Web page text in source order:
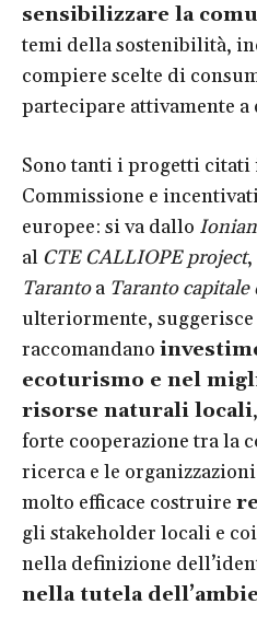
sensibilizzare la
temi della sostenibilità,
compiere scelte di
partecipare attivamente a
Sono tanti i progetti citati
Commissione e
europee: si va dallo
al CTE CALLIOPE project,
Tarantoa Taranto capitale
ulteriormente, suggerisce
raccomandano
ecoturismo e nel
risorse naturali locali
forte cooperazione tra la
ricerca e le
molto efficace costruire
gli stakeholder locali e
nella definizione
nella tutela